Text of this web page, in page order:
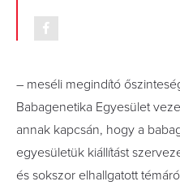
– meséli megindító
Babagenetika Egyesület
annak kapcsán, hogy a
egyesületük kiállítást
és sokszor elhallgatott